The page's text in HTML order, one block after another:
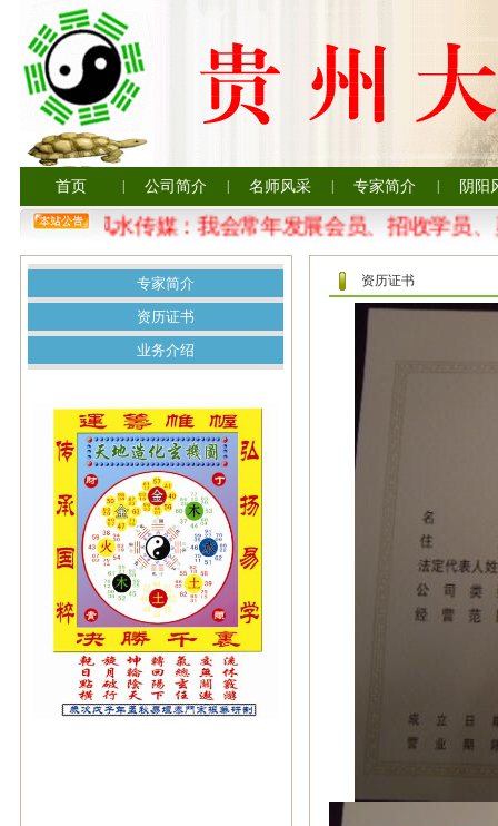
首页 公司简介 名师风采 专家简介 阴阳
贵州大易风水传媒：我会常年发展会员、招收学员
专家简介
资历证书
业务介绍
资历证书